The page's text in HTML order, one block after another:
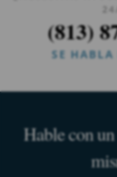
(813)
SE HABLA
Hable con